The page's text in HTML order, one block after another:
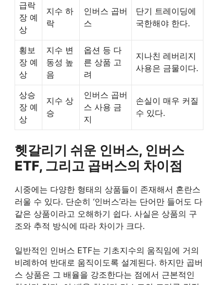
급락
장 예
상
지수 하
락
인버스 곱버
스
단기 트레이딩에
국한해야 한다.
횡보
장 예
상
지수 변
동성 높
음
옵션 등 다
른 상품 고
려
지나친 레버리지
사용은 금물이다.
상승
장 예
상
지수 상
승
인버스 곱버
스 사용 금
지
손실이 매우 커질
수 있다.
헷갈리기 쉬운 인버스, 인버스
ETF, 그리고 곱버스의 차이점
시중에는 다양한 형태의 상품들이 존재해서 혼란스
러울 수 있다. 단순히 ‘인버스’라는 단어만 들어도 다
같은 상품이라고 오해하기 쉽다. 사실은 상품의 구
조와 추적 방식에 따라 차이가 크다.
일반적인 인버스 ETF는 기초지수의 움직임에 거의
비례하여 반대로 움직이도록 설계된다. 하지만 곱버
스 상품은 그 배율을 강조한다는 점에서 근본적인